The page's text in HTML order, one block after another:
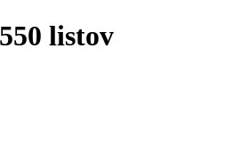
listov